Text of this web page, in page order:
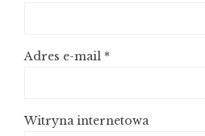
Adres e-mail *
Witryna internetowa